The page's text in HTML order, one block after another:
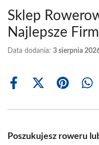
Sklep
Najlepsze
Data dodania: 3 sierpnia
Share
Share
(Twitter)
Share
Poszukujesz roweru